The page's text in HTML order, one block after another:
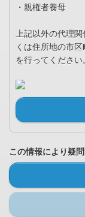
・親権者養母
上記以外の代理
くは住所地の市
を行ってください
この情報により疑